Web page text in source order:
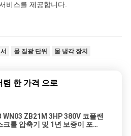
비스를 제공합니다.
물 집광 단위 물 냉각 장치
렴 한 가격 으로
WN03 ZB21M 3HP 380V 코플랜
크롤 압축기 및 1년 보증이 포함